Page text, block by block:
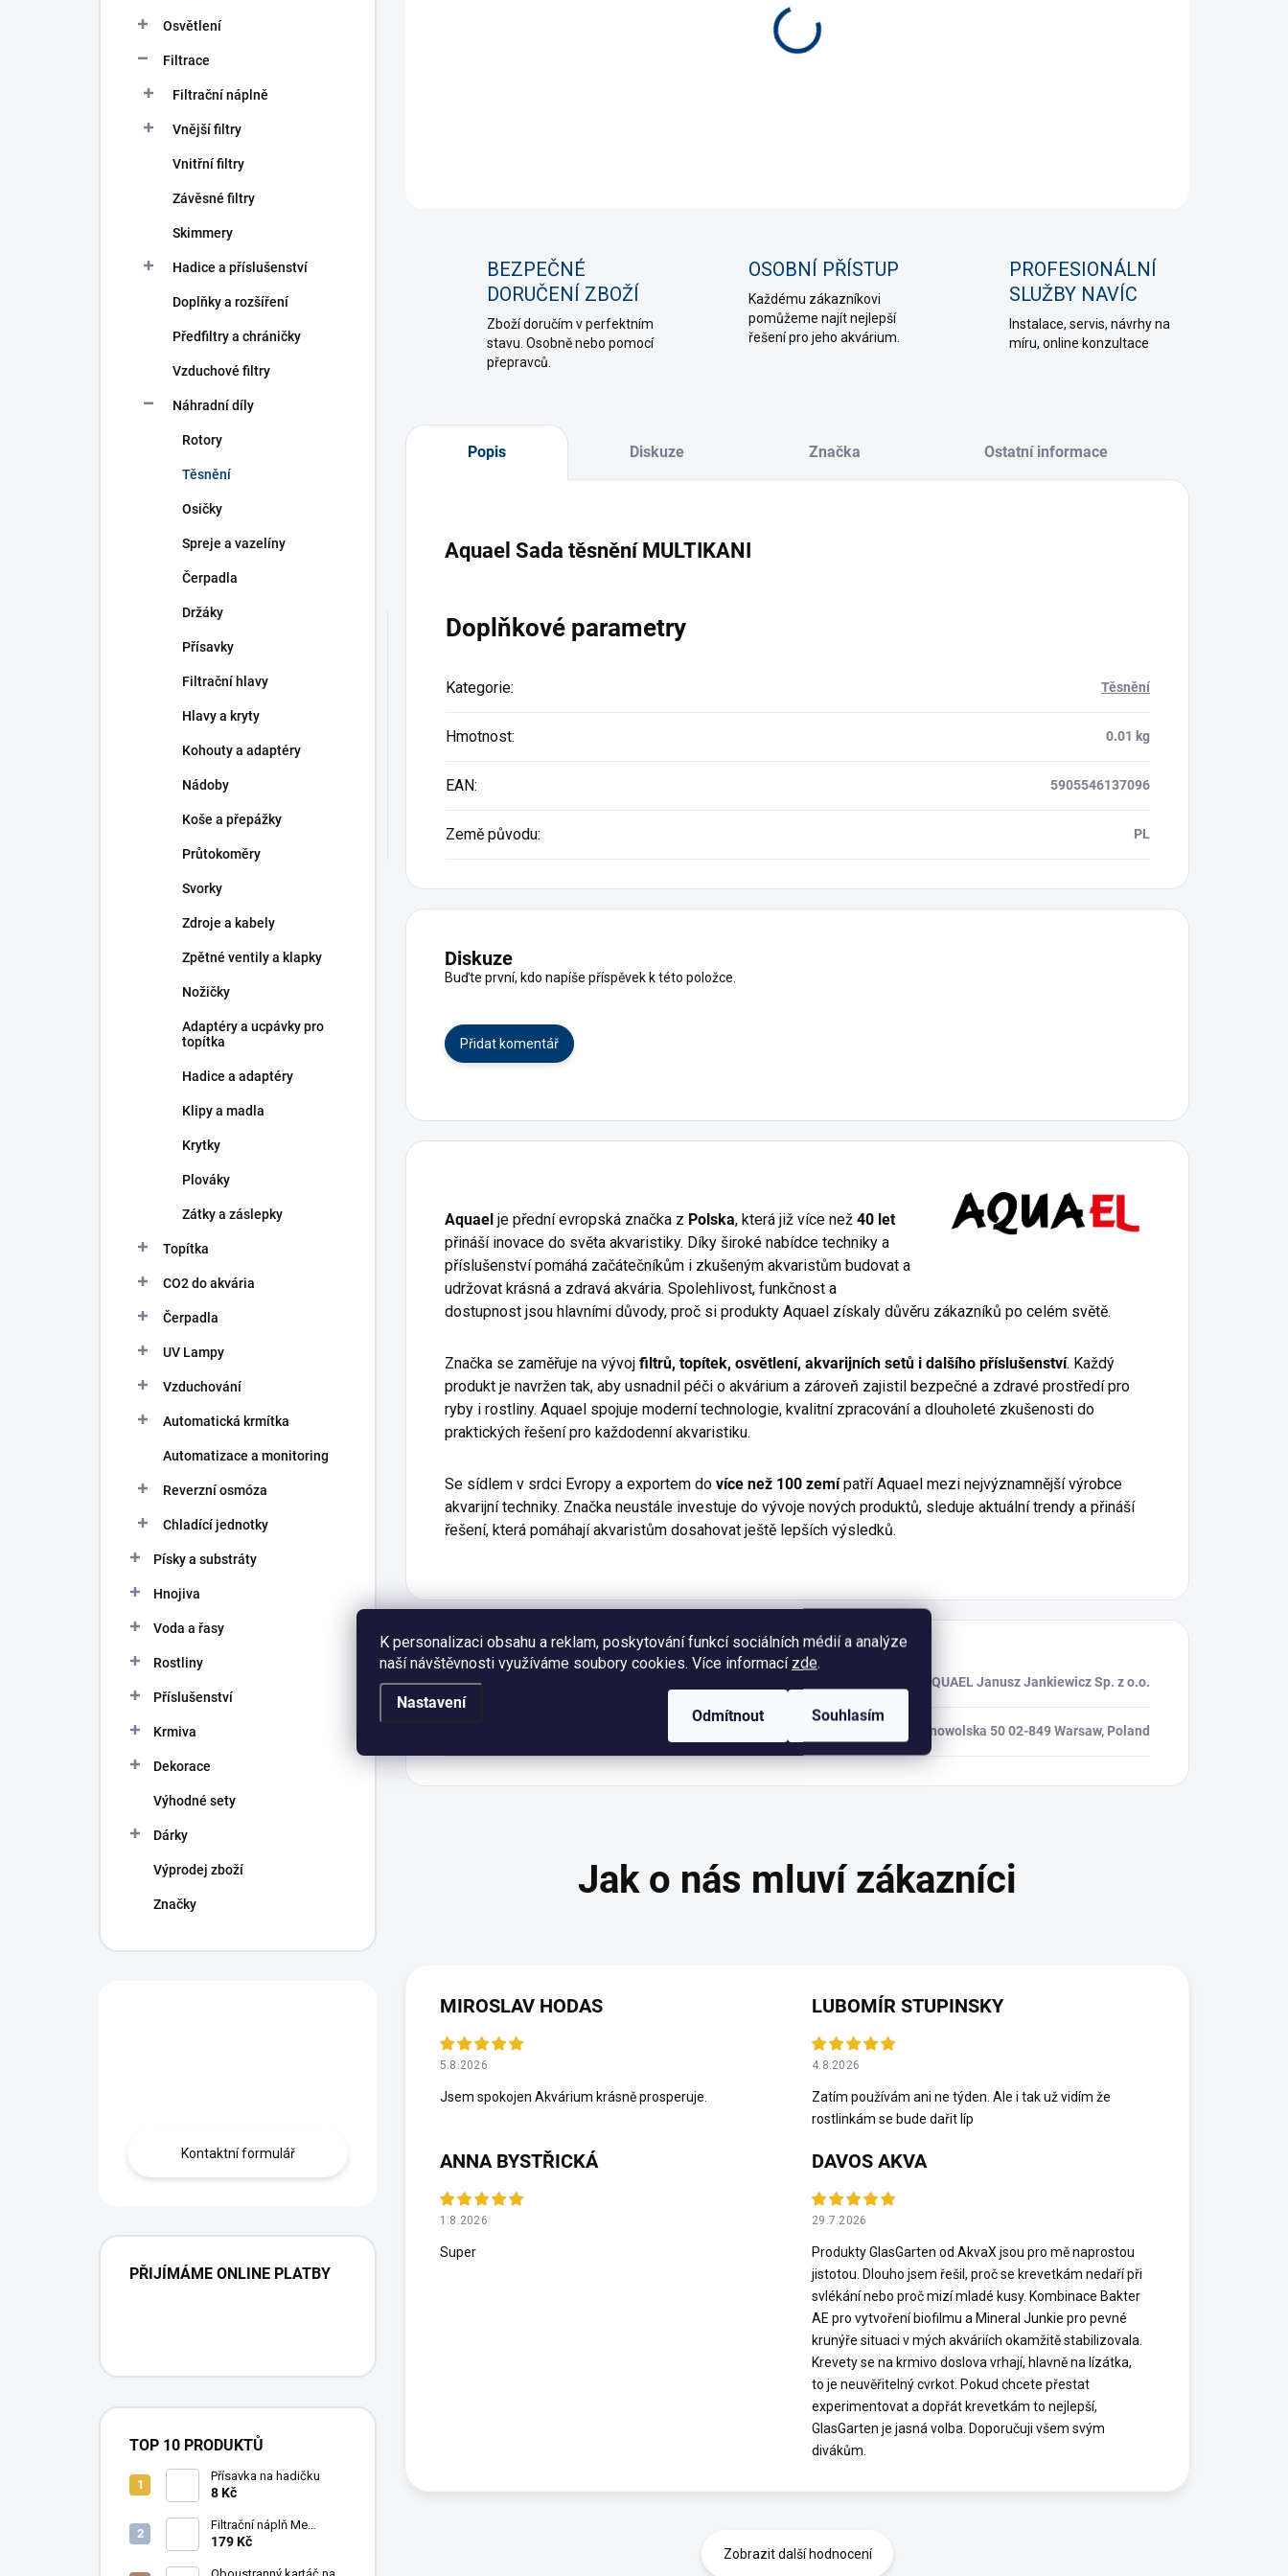
K personalizaci obsahu a reklam, poskytování funkcí sociálních médií a analýze
naší návštěvnosti využíváme soubory cookies. Více informací zde.
Nastavení
Odmítnout Souhlasím
Osvětlení
Filtrace
Filtrační náplně
Vnější filtry
Vnitřní filtry
Závěsné filtry
Skimmery
Hadice a příslušenství
Doplňky a rozšíření
Předfiltry a chráničky
Vzduchové filtry
Náhradní díly
Rotory
Těsnění
Osičky
Spreje a vazelíny
Čerpadla
Držáky
Přísavky
Filtrační hlavy
Hlavy a kryty
Kohouty a adaptéry
Nádoby
Koše a přepážky
Průtokoměry
Svorky
Zdroje a kabely
Zpětné ventily a klapky
Nožičky
Adaptéry a ucpávky pro
topítka
Hadice a adaptéry
Klipy a madla
Krytky
Plováky
Zátky a záslepky
Topítka
CO2 do akvária
Čerpadla
UV Lampy
Vzduchování
Automatická krmítka
Automatizace a monitoring
Reverzní osmóza
Chladící jednotky
Písky a substráty
Hnojiva
Voda a řasy
Rostliny
Příslušenství
Krmiva
Dekorace
Výhodné sety
Dárky
Výprodej zboží
Značky
Kontaktní formulář
PŘIJÍMÁME ONLINE PLATBY
TOP 10 PRODUKTŮ
Přísavka na hadičku
8 Kč
Filtrační náplň Me
Crystal Clear Resin, 30 g
179 Kč
BEZPEČNÉ
DORUČENÍ ZBOŽÍ
Zboží doručím v perfektním
stavu. Osobně nebo pomocí
přepravců.
OSOBNÍ PŘÍSTUP
Každému zákazníkovi
pomůžeme najít nejlepší
řešení pro jeho akvárium.
PROFESIONÁLNÍ
SLUŽBY NAVÍC
Instalace, servis, návrhy na
míru, online konzultace
Popis Diskuze Značka Ostatní informace
Aquael Sada těsnění MULTIKANI
Doplňkové parametry
Kategorie: Těsnění
Hmotnost: 0.01 kg
EAN: 5905546137096
Země původu: PL
Diskuze
Buďte první, kdo napíše příspěvek k této položce.
Přidat komentář
Aquael je přední evropská značka z Polska, která již více než 40 let
přináší inovace do světa akvaristiky. Díky široké nabídce techniky a
příslušenství pomáhá začátečníkům i zkušeným akvaristům budovat a
udržovat krásná a zdravá akvária. Spolehlivost, funkčnost a
dostupnost jsou hlavními důvody, proč si produkty Aquael získaly důvěru zákazníků po celém světě.
Značka se zaměřuje na vývoj filtrů, topítek, osvětlení, akvarijních setů i dalšího příslušenství. Každý
produkt je navržen tak, aby usnadnil péči o akvárium a zároveň zajistil bezpečné a zdravé prostředí pro
ryby i rostliny. Aquael spojuje moderní technologie, kvalitní zpracování a dlouholeté zkušenosti do
praktických řešení pro každodenní akvaristiku.
Se sídlem v srdci Evropy a exportem do více než 100 zemípatří Aquael mezi nejvýznamnější výrobce
akvarijní techniky. Značka neustále investuje do vývoje nových produktů, sleduje aktuální trendy a přináší
řešení, která pomáhají akvaristům dosahovat ještě lepších výsledků.
Výrobní společnost AQUAEL Janusz Jankiewicz Sp. z o.o.
ul. Krasnowolska 50 02-849 Warsaw, Poland
MIROSLAV HODAS
5.8.2026
Jsem spokojen Akvárium krásně prosperuje.
LUBOMÍR STUPINSKY
4.8.2026
Zatím používám ani ne týden. Ale i tak už vidím že
rostlinkám se bude dařit líp
ANNA BYSTŘICKÁ
1.8.2026
Super
DAVOS AKVA
29.7.2026
Produkty GlasGarten od AkvaX jsou pro mě naprostou
jistotou. Dlouho jsem řešil, proč se krevetkám nedaří při
svlékání nebo proč mizí mladé kusy. Kombinace Bakter
AE pro vytvoření biofilmu a Mineral Junkie pro pevné
krunýře situaci v mých akváriích okamžitě stabilizovala.
Krevety se na krmivo doslova vrhají, hlavně na lízátka,
to je neuvěřitelný cvrkot. Pokud chcete přestat
experimentovat a dopřát krevetkám to nejlepší,
GlasGarten je jasná volba. Doporučuji všem svým
divákům.
Zobrazit další hodnocení